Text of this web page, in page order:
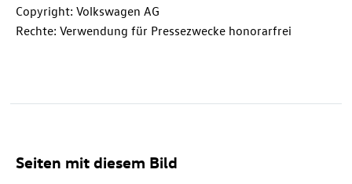
Copyright: Volkswagen AG
Rechte: Verwendung für Pressezwecke honorarfrei
Seiten mit diesem Bild